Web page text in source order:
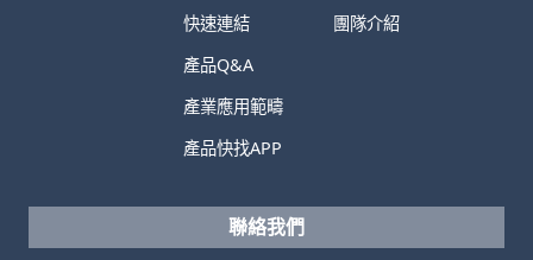
快速連結
產品Q&A
產業應用範疇
產品快找APP
團隊介紹
聯絡我們